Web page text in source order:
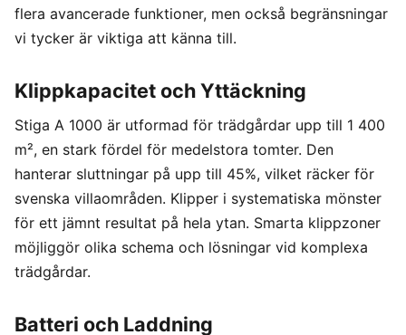
flera avancerade funktioner, men också begränsningar
vi tycker är viktiga att känna till.
Klippkapacitet och Yttäckning
Stiga A 1000 är utformad för trädgårdar upp till 1 400
m², en stark fördel för medelstora tomter. Den
hanterar sluttningar på upp till 45%, vilket räcker för
svenska villaområden. Klipper i systematiska mönster
för ett jämnt resultat på hela ytan. Smarta klippzoner
möjliggör olika schema och lösningar vid komplexa
trädgårdar.
Batteri och Laddning